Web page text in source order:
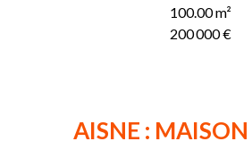
100.00m²
200 000 €
AISNE :